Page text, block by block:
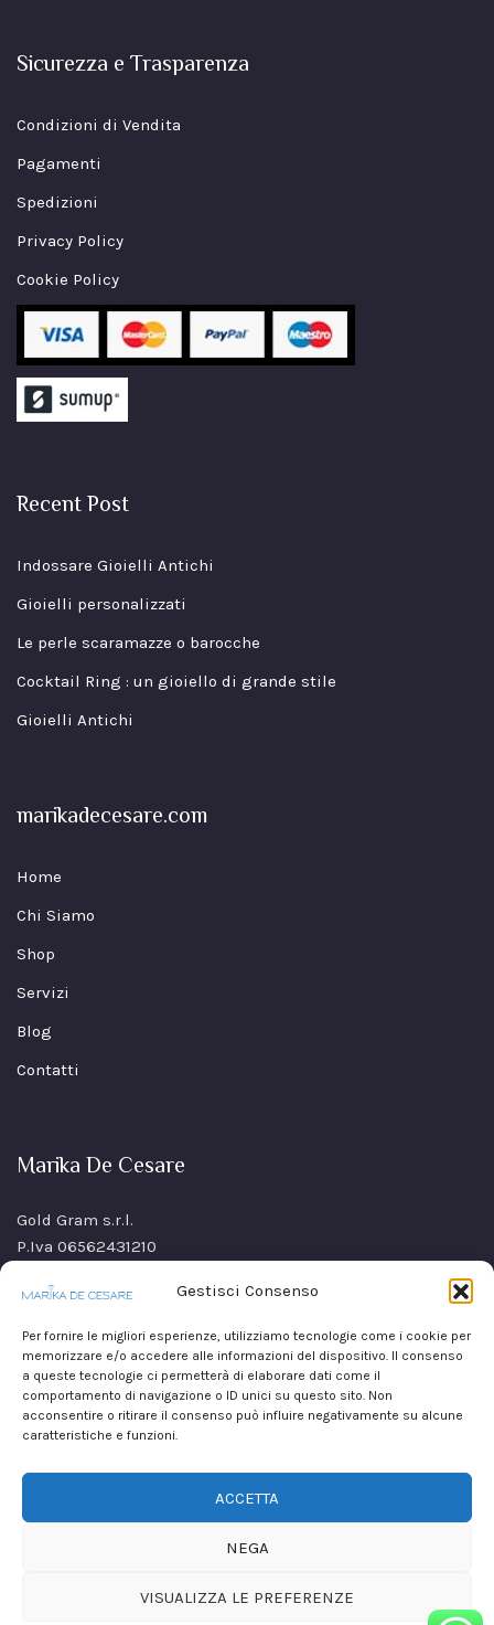
Gestisci Consenso
Per fornire le migliori esperienze, utilizziamo tecnologie come i cookie per
memorizzare e/o accedere alle informazioni del dispositivo. Il consenso
a queste tecnologie ci permetterà di elaborare dati come il
comportamento di navigazione o ID unici su questo sito. Non
acconsentire o ritirare il consenso può influire negativamente su alcune
caratteristiche e funzioni.
ACCETTA
NEGA
VISUALIZZA LE PREFERENZE
Sicurezza e Trasparenza
Condizioni di Vendita
Pagamenti
Spedizioni
Privacy Policy
Cookie Policy
Recent Post
Indossare Gioielli Antichi
Gioielli personalizzati
Le perle scaramazze o barocche
Cocktail Ring : un gioiello di grande stile
Gioielli Antichi
marikadecesare.com
Home
Chi Siamo
Shop
Servizi
Blog
Contatti
Marika De Cesare
Gold Gram s.r.l.
P.Iva 06562431210
80021 Afragola(NA)
Mirium srl